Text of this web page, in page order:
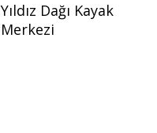
Yıldız Dağı Kayak
Merkezi